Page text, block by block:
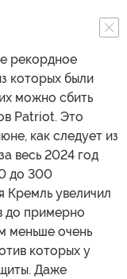
рекордное
которых были
можно сбить
Patriot. Это
как следует из
весь 2024 год
до 300
Кремль увеличил
до примерно
меньше очень
которых у
Даже